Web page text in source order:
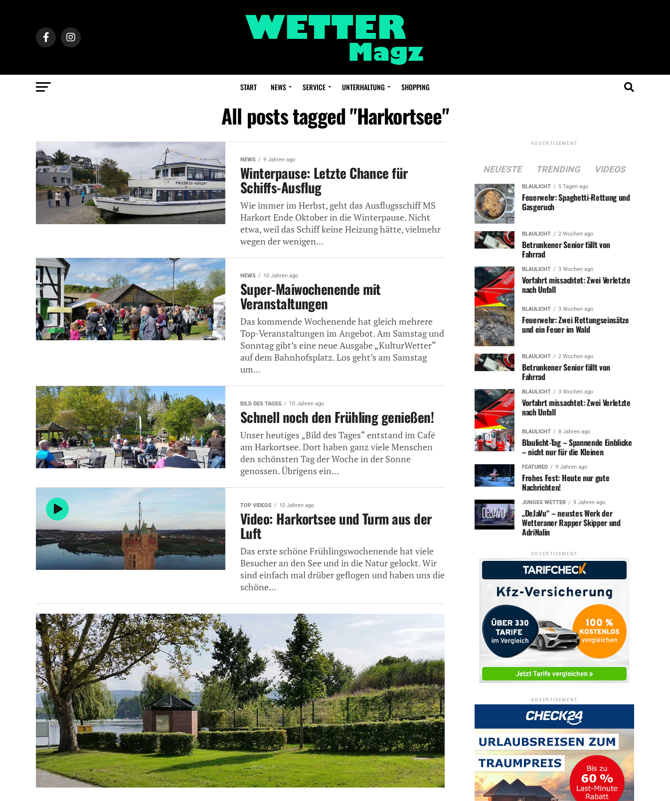
START NEWS SERVICE UNTERHALTUNG SHOPPING
All posts tagged "Harkortsee"
NEWS 9 Jahren ago
Winterpause: Letzte Chance für
Schiffs-Ausflug
Wie immer im Herbst, geht das Ausflugsschiff MS
Harkort Ende Oktober in die Winterpause. Nicht
etwa, weil das Schiff keine Heizung hätte, vielmehr
wegen der wenigen...
NEWS 10 Jahren ago
Super-Maiwochenende mit
Veranstaltungen
Das kommende Wochenende hat gleich mehrere
Top-Veranstaltungen im Angebot. Am Samstag und
Sonntag gibt’s eine neue Ausgabe „KulturWetter“
auf dem Bahnhofsplatz. Los geht’s am Samstag
um...
BILD DES TAGES 10 Jahren ago
Schnell noch den Frühling genießen!
Unser heutiges „Bild des Tages“ entstand im Café
am Harkortsee. Dort haben ganz viele Menschen
den schönsten Tag der Woche in der Sonne
genossen. Übrigens ein...
TOP VIDEOS 10 Jahren ago
Video: Harkortsee und Turm aus der
Luft
Das erste schöne Frühlingswochenende hat viele
Besucher an den See und in die Natur gelockt. Wir
sind einfach mal drüber geflogen und haben uns die
schöne...
ADVERTISEMENT
NEUESTE TRENDING VIDEOS
BLAULICHT 5 Tagen ago
Feuerwehr: Spaghetti-Rettung und
Gasgeruch
BLAULICHT 2 Wochen ago
Betrunkener Senior fällt von
Fahrrad
BLAULICHT 3 Wochen ago
Vorfahrt missachtet: Zwei Verletzte
nach Unfall
BLAULICHT 3 Wochen ago
Feuerwehr: Zwei Rettungseinsätze
und ein Feuer im Wald
BLAULICHT 2 Wochen ago
Betrunkener Senior fällt von
Fahrrad
BLAULICHT 3 Wochen ago
Vorfahrt missachtet: Zwei Verletzte
nach Unfall
BLAULICHT 8 Jahren ago
Blaulicht-Tag – Spannende Einblicke
– nicht nur für die Kleinen
FEATURED 9 Jahren ago
Frohes Fest: Heute nur gute
Nachrichten!
JUNGES WETTER 9 Jahren ago
„DeJaVu“ – neustes Werk der
Wetteraner Rapper Skipper und
AdriNalin
ADVERTISEMENT
ADVERTISEMENT